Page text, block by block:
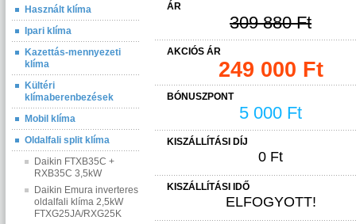
Használt klíma
Ipari klíma
Kazettás-mennyezeti
klíma
Kültéri
klímaberenbezések
Mobil klíma
Oldalfali split klíma
Daikin FTXB35C +
RXB35C 3,5kW
Daikin Emura inverteres
oldalfali klíma 2,5kW
FTXG25JA/RXG25K
ÁR
309 880 Ft
AKCIÓS ÁR
249 000 Ft
BÓNUSZPONT
5 000 Ft
KISZÁLLÍTÁSI DÍJ
0 Ft
KISZÁLLÍTÁSI IDŐ
ELFOGYOTT!